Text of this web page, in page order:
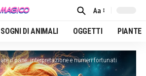
Font
Resizer
Aa
SOGNI DI ANIMALI OGGETTI PIANTE
il pane: interpretazione e numeri fortunati